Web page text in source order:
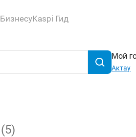
БизнесуKaspi Гид
Мой
Актау
(5)